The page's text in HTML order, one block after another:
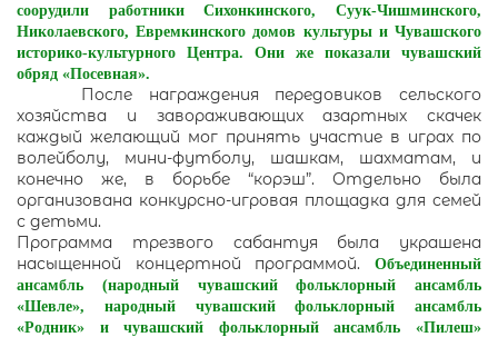
соорудили работники Сихонкинского, Суук-Чишминского,
Николаевского, Евремкинского домов культуры и Чувашского
историко-культурного Центра. Они же показали чувашский
обряд «Посевная».
После награждения передовиков сельского
хозяйства и завораживающих азартных скачек
каждый желающий мог принять участие в играх по
волейболу, мини-футболу, шашкам, шахматам, и
конечно же, в борьбе “корэш”. Отдельно была
организована конкурсно-игровая площадка для семей
с детьми.
Программа трезвого сабантуя была украшена
насыщенной концертной программой. Объединенный
ансамбль (народный чувашский фольклорный ансамбль
«Шевле», народный чувашский фольклорный ансамбль
«Родник» и чувашский фольклорный ансамбль «Пилеш»